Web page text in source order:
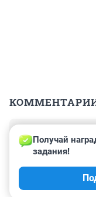
7 октября 2023,
Зеленский,
президентом. У
Получай
задания!